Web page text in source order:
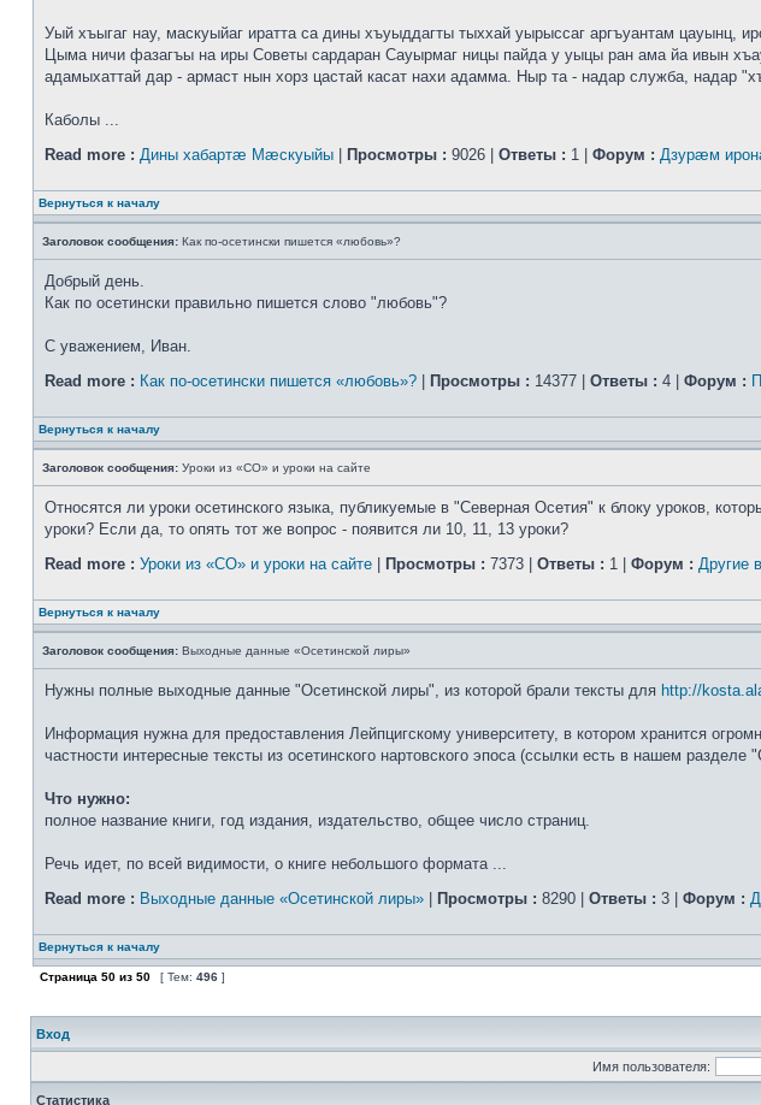
Уый хъыгаг нау, маскуыйаг иратта са дины хъуыддагты тыххай уырыссаг аргъуантам цауынц,
Цыма ничи фазагъы на иры Советы сардаран Сауырмаг ницы пайда у уыцы ран ама йа ивын
адамыхаттай дар - армаст нын хорз цастай касат нахи адамма. Ныр та - надар служба, надар
Каболы ...
Read more : Дины хабартæ Мæскуыйы Просмотры : 9026 | Ответы : 1 | Форум : Дзурæм
Вернуться к началу
Заголовок сообщения: Как по-осетински пишется «любовь»?
Добрый день.
Как по осетински правильно пишется слово "любовь"?
С уважением, Иван.
Read more : Как по-осетински пишется «любовь»? Просмотры : 14377 | Ответы : 4 | Форум :
Вернуться к началу
Заголовок сообщения: Уроки из «СО» и уроки на сайте
Относятся ли уроки осетинского языка, публикуемые в "Северная Осетия" к блоку уроков,
уроки? Если да, то опять тот же вопрос - появится ли 10, 11, 13 уроки?
Read more : Уроки из «СО» и уроки на сайте Просмотры : 7373 | Ответы : 1 | Форум : Другие
Вернуться к началу
Заголовок сообщения: Выходные данные «Осетинской лиры»
Нужны полные выходные данные "Осетинской лиры", из которой брали тексты для http://
Информация нужна для предоставления Лейпцигскому университету, в котором хранится
частности интересные тексты из осетинского нартовского эпоса (ссылки есть в нашем разделе
Что нужно:
полное название книги, год издания, издательство, общее число страниц.
Речь идет, по всей видимости, о книге небольшого формата ...
Read more : Выходные данные «Осетинской лиры» Просмотры : 8290 | Ответы : 3 | Форум :
Вернуться к началу
Страница 50 из 50 [ Тем: 496 ]
Вход
Имя пользователя:
Статистика